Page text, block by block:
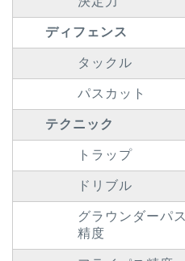
ディフェンス
タックル
パスカット
テクニック
トラップ
ドリブル
グラウンダーパス
精度